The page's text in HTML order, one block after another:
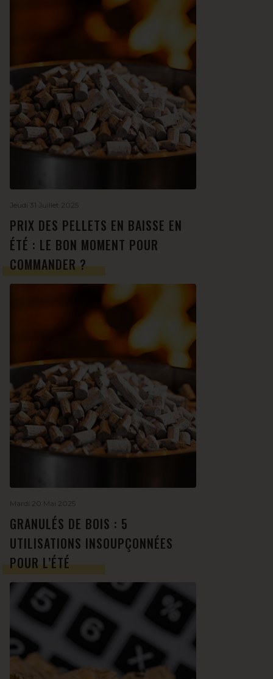
Jeudi 31 Juillet 2025
PRIX DES PELLETS EN BAISSE EN
ÉTÉ : LE BON MOMENT POUR
COMMANDER ?
Mardi 20 Mai 2025
GRANULÉS DE BOIS : 5
UTILISATIONS INSOUPÇONNÉES
POUR L’ÉTÉ